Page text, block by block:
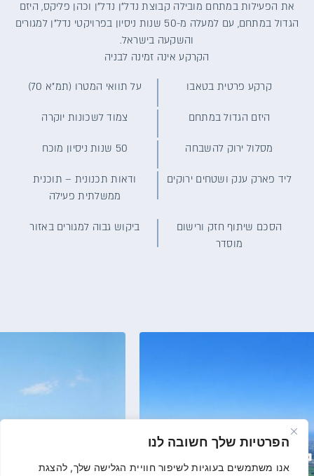
הפרטיות שלך חשובה לנו
אנו משתמשים בעוגיות לשיפור חוויית הגלישה שלך, להצגת
את הפעילות במתחם מובילה קבוצת נדל"ן נדל"ן וכהן פליקס, היזם
הגדול במתחם, עם למעלה מ-50 שנות ניסיון בפרויקטי נדל"ן למגורים
והשקעה בישראל.
הקרקע אינה זמינה לבניה
קרקע פרטית בטאבו על תוואי המטרו (תמ"א 70)
היזם הגדול במתחם צמוד לשכונות יוקרה
מסלול ירוק להשבחה 50 שנות ניסיון מוכח
ליד פארק ענק ושטחים ירוקים
ודאות תכנונית – תוכנית
ממשלתית פעילה
הסכם שיתוף חזק ורישום
מוסדר
ביקוש גבוה למגורים באזור